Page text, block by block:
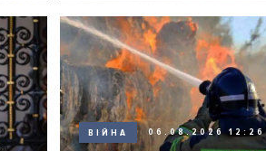
ВІЙНА 06.08.2026 12:26